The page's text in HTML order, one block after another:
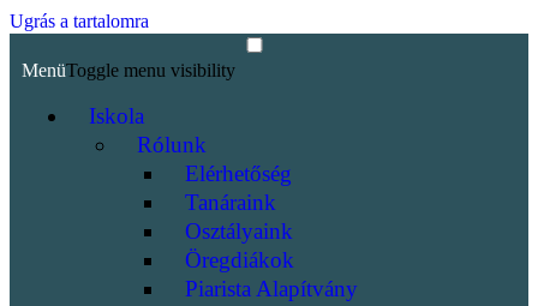
Ugrás a tartalomra
MenüToggle menu visibility
Iskola
Rólunk
Elérhetőség
Tanáraink
Osztályaink
Öregdiákok
Piarista Alapítvány